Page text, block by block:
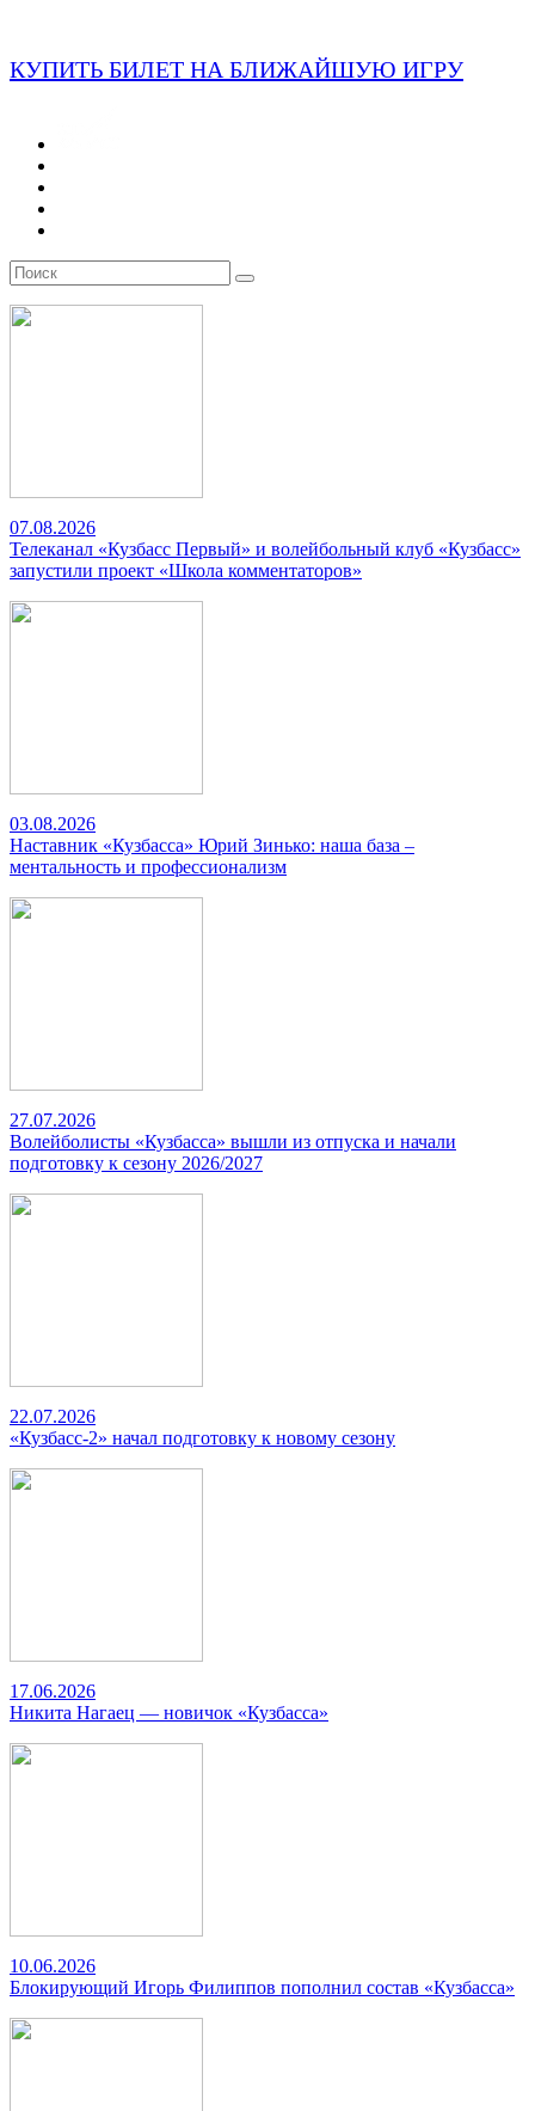
КУПИТЬ БИЛЕТ НА БЛИЖАЙШУЮ ИГРУ
07.08.2026
Телеканал «Кузбасс Первый» и волейбольный клуб «Кузбасс»
запустили проект «Школа комментаторов»
03.08.2026
Наставник «Кузбасса» Юрий Зинько: наша база –
ментальность и профессионализм
27.07.2026
Волейболисты «Кузбасса» вышли из отпуска и начали
подготовку к сезону 2026/2027
22.07.2026
«Кузбасс-2» начал подготовку к новому сезону
17.06.2026
Никита Нагаец — новичок «Кузбасса»
10.06.2026
Блокирующий Игорь Филиппов пополнил состав «Кузбасса»